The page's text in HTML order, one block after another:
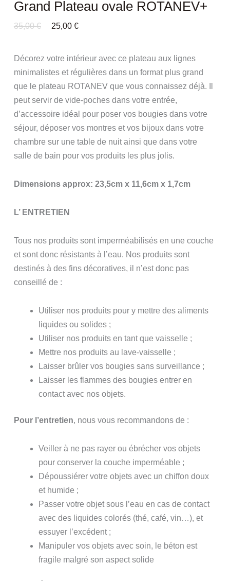
Grand Plateau ovale ROTANEV+
35,00€
Le
Était :
35,00 €.
25,00 €Le
Est :
25,00 €.
Décorez votre intérieur avec ce plateau aux lignes
minimalistes et régulières dans un format plus grand
que le plateau ROTANEV que vous connaissez déjà. Il
peut servir de vide-poches dans votre entrée,
d’accessoire idéal pour poser vos bougies dans votre
séjour, déposer vos montres et vos bijoux dans votre
chambre sur une table de nuit ainsi que dans votre
salle de bain pour vos produits les plus jolis.
Dimensions approx: 23,5cm x 11,6cm x 1,7cm
L’ ENTRETIEN
Tous nos produits sont imperméabilisés en une couche
et sont donc résistants à l’eau. Nos produits sont
destinés à des fins décoratives, il n’est donc pas
conseillé de :
Utiliser nos produits pour y mettre des aliments
liquides ou solides ;
Utiliser nos produits en tant que vaisselle ;
Mettre nos produits au lave-vaisselle ;
Laisser brûler vos bougies sans surveillance ;
Laisser les flammes des bougies entrer en
contact avec nos objets.
Pour l’entretien, nous vous recommandons de :
Veiller à ne pas rayer ou ébrécher vos objets
pour conserver la couche imperméable ;
Dépoussiérer votre objets avec un chiffon doux
et humide ;
Passer votre objet sous l’eau en cas de contact
avec des liquides colorés (thé, café, vin…), et
essuyer l’excédent ;
Manipuler vos objets avec soin, le béton est
fragile malgré son aspect solide